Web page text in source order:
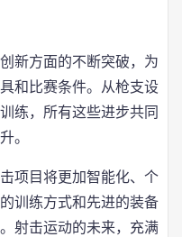
新方面的不断突破，为
和比赛条件。从枪支设
练，所有这些进步共同
。
项目将更加智能化、个
训练方式和先进的装备
射击运动的未来，充满